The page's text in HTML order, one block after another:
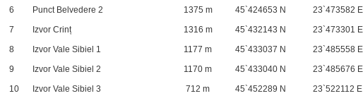
6
Punct Belvedere 2 1375 m 45`424653 N
23`473582 E
7
Izvor Crinț 1316 m 45`432143 N
23`473301 E
8
Izvor Vale Sibiel 1 1177 m 45`433037 N
23`485558 E
9
Izvor Vale Sibiel 2 1170 m 45`433040 N
23`485676 E
10
Izvor Vale Sibiel 3 712 m 45`452289 N
23`522112 E